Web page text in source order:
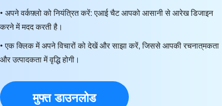
• अपने वर्कफ़्लो को नियंत्रित करें: एआई चैट आपको आसानी से आरेख डिजाइन
करने में मदद करती है।
• एक क्लिक में अपने विचारों को देखें और साझा करें, जिससे आपकी रचनात्मकता
और उत्पादकता में वृद्धि होगी।
मुफ्त डाउनलोड